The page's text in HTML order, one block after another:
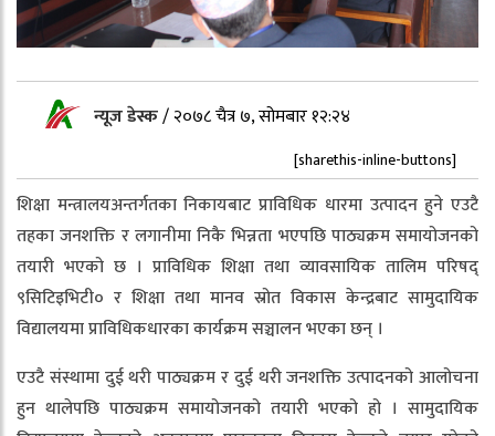
न्यूज डेस्क/२०७८ चैत्र ७, सोमबार १२:२४
[sharethis-inline-buttons]
शिक्षा मन्त्रालयअन्तर्गतका निकायबाट प्राविधिक धारमा उत्पादन हुने एउटै
तहका जनशक्ति र लगानीमा निकै भिन्नता भएपछि पाठ्यक्रम समायोजनको
तयारी भएको छ । प्राविधिक शिक्षा तथा व्यावसायिक तालिम परिषद्
९सिटिइभिटी० र शिक्षा तथा मानव स्रोत विकास केन्द्रबाट सामुदायिक
विद्यालयमा प्राविधिकधारका कार्यक्रम सञ्चालन भएका छन् ।
एउटै संस्थामा दुई थरी पाठ्यक्रम र दुई थरी जनशक्ति उत्पादनको आलोचना
हुन थालेपछि पाठ्यक्रम समायोजनको तयारी भएको हो । सामुदायिक